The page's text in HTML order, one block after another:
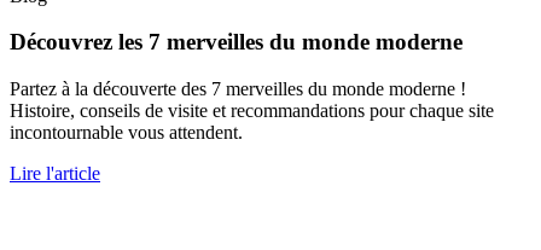
Découvrez les 7 merveilles du monde moderne
Partez à la découverte des 7 merveilles du monde moderne !
Histoire, conseils de visite et recommandations pour chaque site
incontournable vous attendent.
Lire l'article